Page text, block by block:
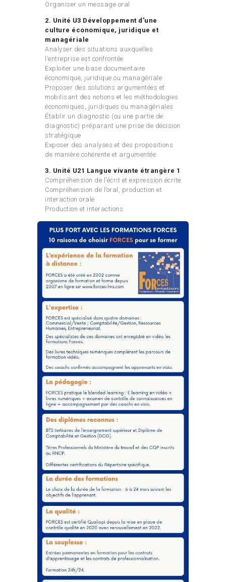
Organiser un message oral
2. Unité U3 Développement d’une
culture économique, juridique et
managériale
Analyser des situations auxquelles
l’entreprise est confrontée
Exploiter une base documentaire
économique, juridique ou managériale
Proposer des solutions argumentées et
mobilisant des notions et les méthodologies
économiques, juridiques ou managériales
Établir un diagnostic (ou une partie de
diagnostic) préparant une prise de décision
stratégique
Exposer des analyses et des propositions
de manière cohérente et argumentée
3. Unité U21 Langue vivante étrangère 1
Compréhension de l’écrit et expression écrite
Compréhension de l’oral, production et
interaction orale
Production et interactions